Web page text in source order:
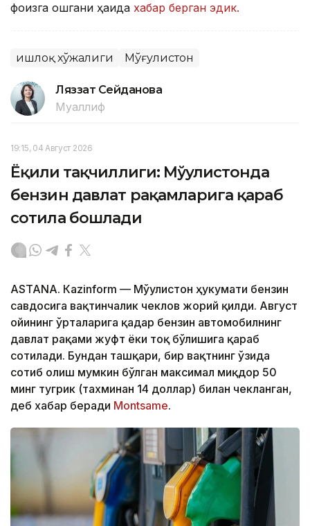
фоизга ошгани ҳақида хабар берган эдик.
Қишлоқ хўжалиги Мўғулистон
Ляззат Сейданова
Муаллиф
19:15, 04 Август 2026
Ёқилғи тақчиллиги: Мўғулистонда
бензин давлат рақамларига қараб
сотила бошлади
ASTANА. Кazinform — Мўғулистон ҳукумати бензин
савдосига вақтинчалик чеклов жорий қилди. Август
ойининг ўрталарига қадар бензин автомобилнинг
давлат рақами жуфт ёки тоқ бўлишига қараб
сотилади. Бундан ташқари, бир вақтнинг ўзида
сотиб олиш мумкин бўлган максимал миқдор 50
минг тугрик (тахминан 14 доллар) билан чекланган,
деб хабар беради Montsame.